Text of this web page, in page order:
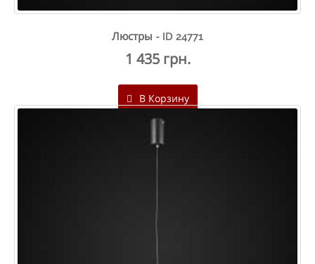
Люстры - ID 24771
1 435 грн.
В Корзину